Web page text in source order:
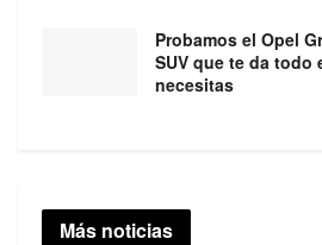
Probamos el Opel
SUV que te da todo
necesitas
Más noticias